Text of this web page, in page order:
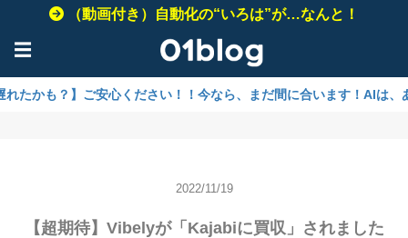
（動画付き）自動化の“いろは”が…なんと！
☰
ご安心ください！！今なら、まだ間に合います！AIは、あなたの
2022/11/19
【超期待】Vibelyが「Kajabiに買収」されました